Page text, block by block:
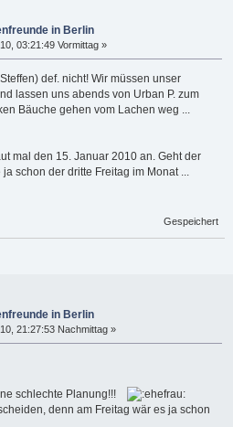
in Berlin
03:21:49 Vormittag »
def. nicht! Wir müssen unser
lassen uns abends von Urban P. zum
Bäuche gehen vom Lachen weg ...
mal den 15. Januar 2010 an. Geht der
schon der dritte Freitag im Monat ...
Gespeichert
in Berlin
21:27:53 Nachmittag »
schlechte Planung!!!
denn am Freitag wär es ja schon